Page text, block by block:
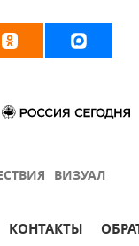
ВИЗУАЛ
КОНТАКТЫ